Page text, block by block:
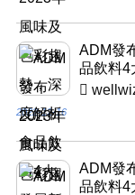
ADM發
品飲料4
2022-12-16
ADM發
品飲料4